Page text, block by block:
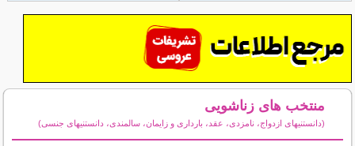
منتخب های زناشویی
(دانستنیهای ازدواج، نامزدی، عقد، بارداری و زایمان، سالمندی، دانستنیهای جنسی)